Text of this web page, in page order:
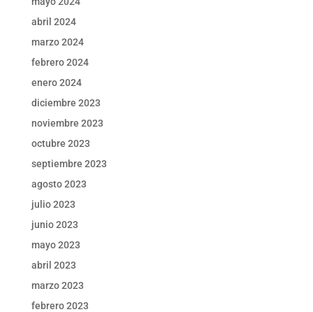
abril 2024
marzo 2024
febrero 2024
enero 2024
diciembre 2023
noviembre 2023
octubre 2023
septiembre 2023
agosto 2023
julio 2023
junio 2023
mayo 2023
abril 2023
marzo 2023
febrero 2023